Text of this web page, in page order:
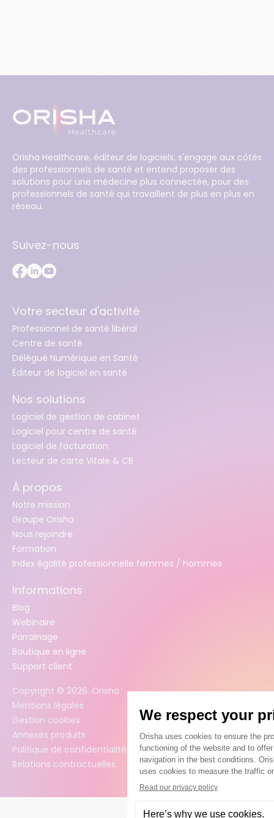
Orisha Healthcare, éditeur de logiciels, s'engage aux côtés
des professionnels de santé et entend proposer des
solutions pour une médecine plus connectée, pour des
professionnels de santé qui travaillent de plus en plus en
réseau.
Suivez-nous
Votre secteur d'activité
Professionnel de santé libéral
Centre de santé
Délégué Numérique en Santé
Éditeur de logiciel en santé
Nos solutions
Logiciel de gestion de cabinet
Logiciel pour centre de santé
Logiciel de facturation
Lecteur de carte Vitale & CB
À propos
Notre mission
Groupe Orisha
Nous rejoindre
Formation
Index égalité professionnelle femmes / hommes
Informations
Blog
Webinaire
Parrainage
Boutique en ligne
Support client
Copyright © 2026. Orisha
Mentions légales
Gestion cookies
Annexes produits
Politique de confidentialité des données
Relations contractuelles